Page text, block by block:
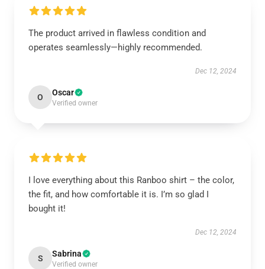
The product arrived in flawless condition and
operates seamlessly—highly recommended.
Dec 12, 2024
O Oscar
Verified owner
I love everything about this Ranboo shirt – the color,
the fit, and how comfortable it is. I’m so glad I
bought it!
Dec 12, 2024
S Sabrina
Verified owner